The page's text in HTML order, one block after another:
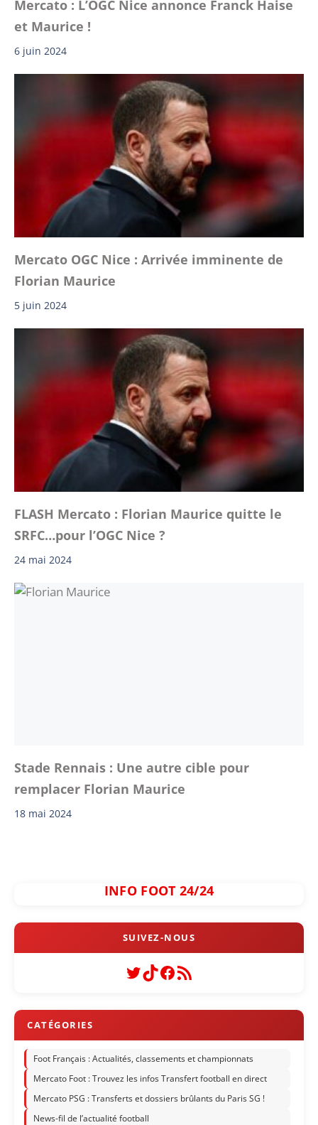
Mercato : L’OGC Nice annonce Franck Haise
et Maurice !
6 juin 2024
Mercato OGC Nice : Arrivée imminente de
Florian Maurice
5 juin 2024
FLASH Mercato : Florian Maurice quitte le
SRFC…pour l’OGC Nice ?
24 mai 2024
Stade Rennais : Une autre cible pour
remplacer Florian Maurice
18 mai 2024
INFO FOOT 24/24
Twitter
TikTok
Facebook
Flux RSS
Foot Français : Actualités, classements et championnats
Mercato Foot : Trouvez les infos Transfert football en direct
Mercato PSG : Transferts et dossiers brûlants du Paris SG !
News-fil de l’actualité football